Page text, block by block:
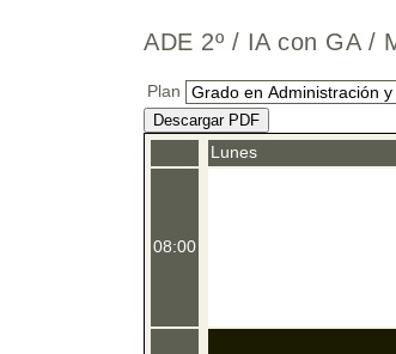
ADE 2º / IA con GA
Plan
Descargar PDF
08:00
Lunes